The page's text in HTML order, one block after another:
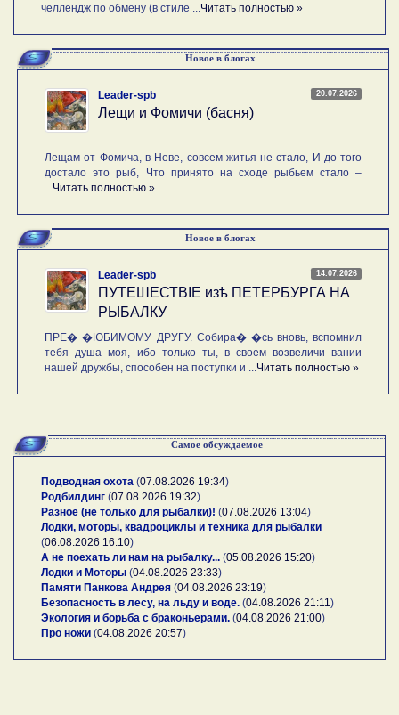
челлендж по обмену (в стиле ... Читать полностью »
Новое в блогах
20.07.2026
Leader-spb
Лещи и Фомичи (басня)
Лещам от Фомича, в Неве, совсем житья не стало, И до того
достало это рыб, Что принято на сходе рыбьем стало –
Читать полностью »
Новое в блогах
14.07.2026
Leader-spb
ПУТЕШЕСТВIE изѣ ПЕТЕРБУРГА НА
РЫБАЛКУ
ПРЕ� �ЮБИМОМУ ДРУГУ. Собира� �сь вновь, вспомнил
тебя душа моя, ибо только ты, в своем возвеличи вании
нашей дружбы, способен на поступки и ... Читать полностью »
Самое обсуждаемое
Подводная охота (07.08.2026 19:34)
Родбилдинг (07.08.2026 19:32)
Разное (не только для рыбалки)! (07.08.2026 13:04)
Лодки, моторы, квадроциклы и техника для рыбалки
(06.08.2026 16:10)
А не поехать ли нам на рыбалку... (05.08.2026 15:20)
Лодки и Моторы (04.08.2026 23:33)
Памяти Панкова Андрея (04.08.2026 23:19)
Безопасность в лесу, на льду и воде. (04.08.2026 21:11 )
Экология и борьба с браконьерами. (04.08.2026 21:00)
Про ножи (04.08.2026 20:57)